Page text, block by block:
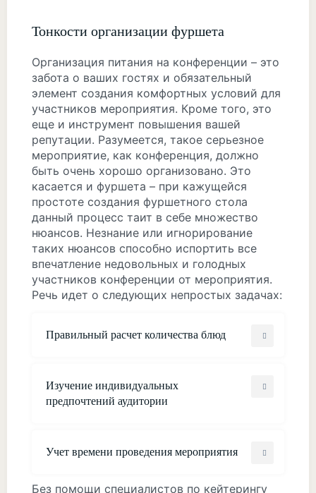
Тонкости организации фуршета
Организация питания на конференции – это
забота о ваших гостях и обязательный
элемент создания комфортных условий для
участников мероприятия. Кроме того, это
еще и инструмент повышения вашей
репутации. Разумеется, такое серьезное
мероприятие, как конференция, должно
быть очень хорошо организовано. Это
касается и фуршета – при кажущейся
простоте создания фуршетного стола
данный процесс таит в себе множество
нюансов. Незнание или игнорирование
таких нюансов способно испортить все
впечатление недовольных и голодных
участников конференции от мероприятия.
Речь идет о следующих непростых задачах:
Правильный расчет количества блюд
Изучение индивидуальных
предпочтений аудитории
Учет времени проведения мероприятия
Без помощи специалистов по кейтерингу